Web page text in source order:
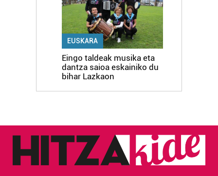
EUSKARA
Eingo taldeak musika eta
dantza saioa eskainiko du
bihar Lazkaon